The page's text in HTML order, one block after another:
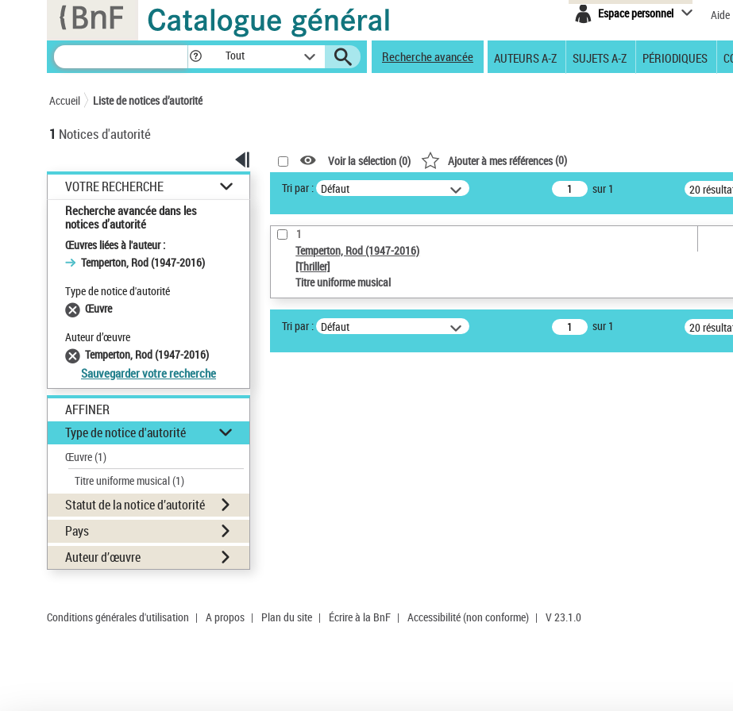
Espace personnel Aide
Tout Recherche avancée AUTEURS A-Z SUJETS A-Z PÉRIODIQUES
Accueil Liste de notices d’autorité
1 Notices d'autorité
VOTRE RECHERCHE
Recherche avancée dans les
notices d’autorité
Œuvres liées à l'auteur :
Temperton, Rod (1947-2016)
Type de notice d'autorité
Œuvre
Auteur d’œuvre
Temperton, Rod (1947-2016)
Sauvegarder votre recherche
AFFINER
Type de notice d'autorité
Œuvre(1)
Titre uniforme musical(1)
Statut de la notice d’autorité
Pays
Auteur d’œuvre
Voir la sélection (0) Ajouter à mes références(0)
Tri par : Défaut sur 1 20
1
Temperton, Rod (1947-2016)
[Thriller]
Titre uniforme musical
Tri par : Défaut sur 1 20
Conditions générales d'utilisation | A propos | Plan du site | Écrire à la BnF | Accessibilité (non conforme) | V 23.1.0
Panneau de gestion des cookies